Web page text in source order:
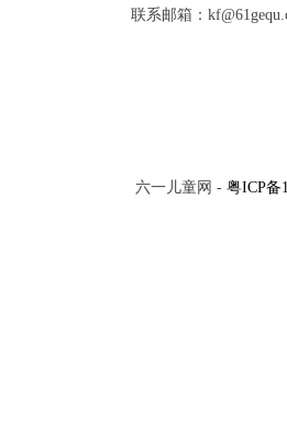
联系邮箱：
六一儿童网 - 粤ICP备